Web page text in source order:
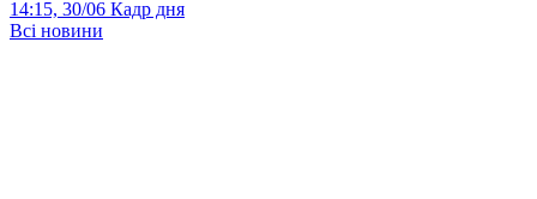
14:15, 30/06 Кадр дня
Всі новини